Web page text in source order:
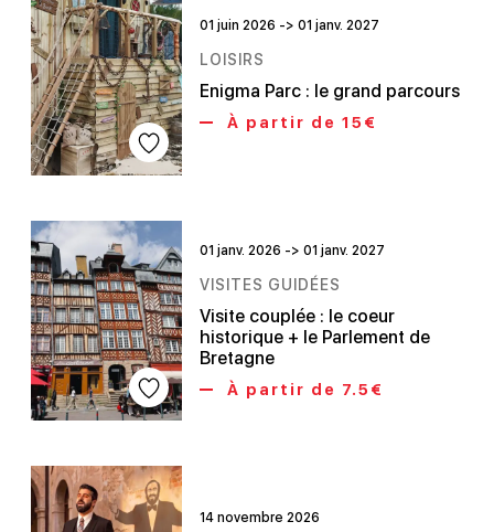
01 juin 2026 -> 01 janv. 2027
LOISIRS
Enigma Parc : le grand parcours
À partir de 15€
01 janv. 2026 -> 01 janv. 2027
VISITES GUIDÉES
Visite couplée : le coeur
historique + le Parlement de
Bretagne
À partir de 7.5€
14 novembre 2026